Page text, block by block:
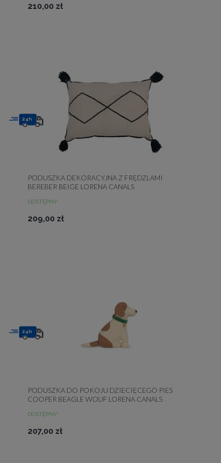
210,00 zł
PODUSZKA DEKORACYJNA Z FRĘDZLAMI
BEREBER BEIGE LORENA CANALS
DOSTĘPNY
209,00 zł
24h
PODUSZKA DO POKOJU DZIECIĘCEGO PIES
COOPER BEAGLE WOUF LORENA CANALS
DOSTĘPNY
207,00 zł
24h